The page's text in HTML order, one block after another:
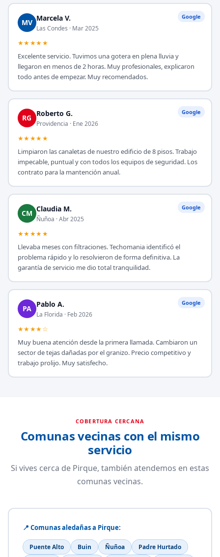
Google
MV Marcela V.
Las Condes · Mar 2025
★★★★★
Excelente servicio. Tuvimos una gotera en plena lluvia y
llegaron en menos de 2 horas. Muy profesionales, explicaron
todo antes de empezar. Muy recomendados.
Google
RG Roberto G.
Providencia · Ene 2026
★★★★★
Limpiaron las canaletas de nuestro edificio de 8 pisos. Trabajo
impecable, puntual y con todos los equipos de seguridad. Los
contrato para la mantención anual.
Google
CM Claudia M.
Ñuñoa · Abr 2025
★★★★★
Llevaba meses con filtraciones. Techomania identificó el
problema rápido y lo resolvieron de forma definitiva. La
garantía de servicio me dio total tranquilidad.
Google
PA Pablo A.
La Florida · Feb 2026
★★★★☆
Muy buena atención desde la primera llamada. Cambiaron un
sector de tejas dañadas por el granizo. Precio competitivo y
trabajo prolijo. Muy satisfecho.
COBERTURA CERCANA
Comunas vecinas con el mismo
servicio
Si vives cerca de Pirque, también atendemos en estas
comunas vecinas.
📍 Comunas aledañas a Pirque:
Puente Alto Buin Ñuñoa
Padre Hurtado